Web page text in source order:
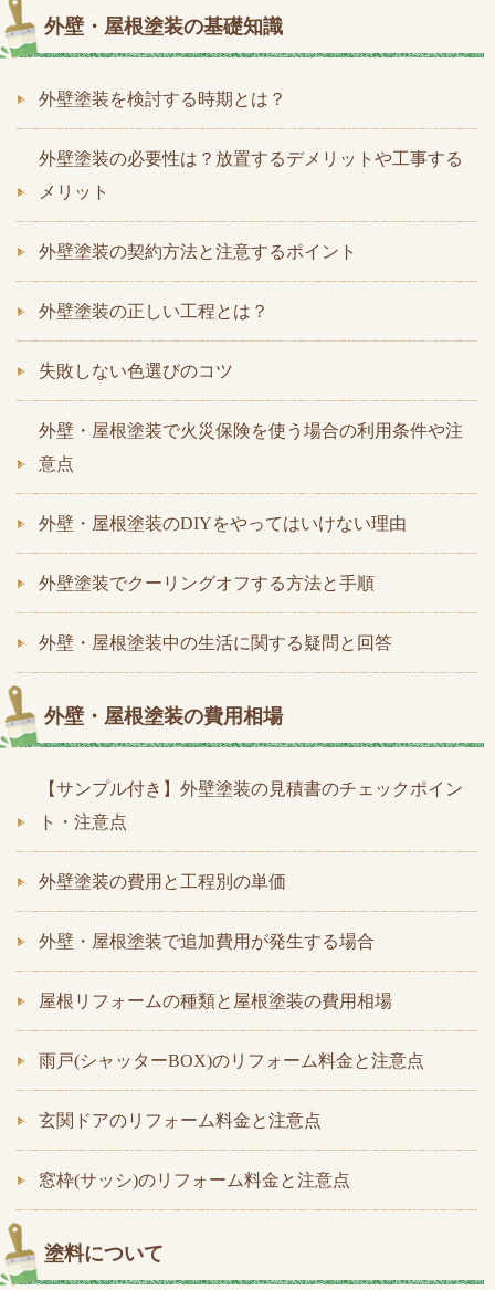
外壁・屋根塗装の基礎知識
外壁塗装を検討する時期とは？
外壁塗装の必要性は？放置するデメリットや工事する
メリット
外壁塗装の契約方法と注意するポイント
外壁塗装の正しい工程とは？
失敗しない色選びのコツ
外壁・屋根塗装で火災保険を使う場合の利用条件や注
意点
外壁・屋根塗装のDIYをやってはいけない理由
外壁塗装でクーリングオフする方法と手順
外壁・屋根塗装中の生活に関する疑問と回答
外壁・屋根塗装の費用相場
【サンプル付き】外壁塗装の見積書のチェックポイン
ト・注意点
外壁塗装の費用と工程別の単価
外壁・屋根塗装で追加費用が発生する場合
屋根リフォームの種類と屋根塗装の費用相場
雨戸(シャッターBOX)のリフォーム料金と注意点
玄関ドアのリフォーム料金と注意点
窓枠(サッシ)のリフォーム料金と注意点
塗料について